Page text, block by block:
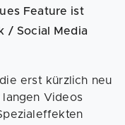
Feature ist
/ Social Media
erst kürzlich neu
langen Videos